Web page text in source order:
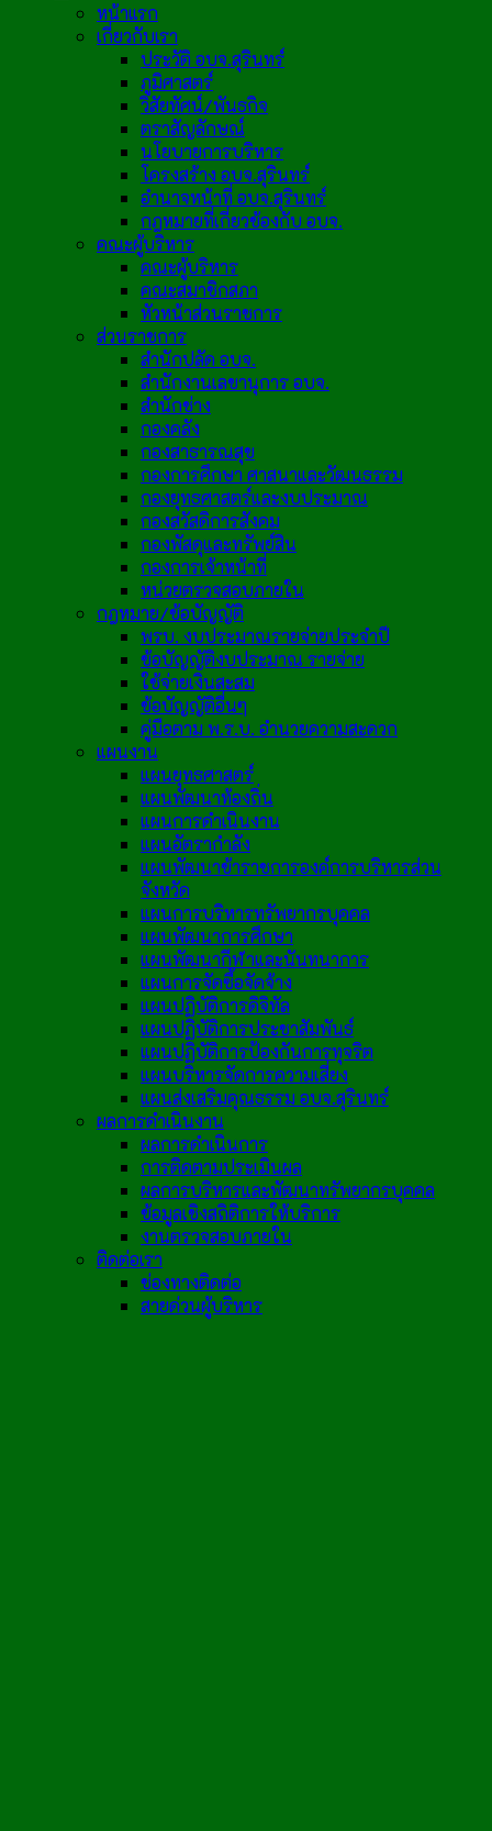
หน้าแรก
เกี่ยวกับเรา
ประวัติ อบจ.สุรินทร์
ภูมิศาสตร์
วิสัยทัศน์/พันธกิจ
ตราสัญลักษณ์
นโยบายการบริหาร
โครงสร้าง อบจ.สุรินทร์
อำนาจหน้าที่ อบจ.สุรินทร์
กฎหมายที่เกี่ยวข้องกับ อบจ.
คณะผู้บริหาร
คณะผู้บริหาร
คณะสมาชิกสภา
หัวหน้าส่วนราชการ
ส่วนราชการ
สำนักปลัด อบจ.
สำนักงานเลขานุการ อบจ.
สำนักช่าง
กองคลัง
กองสาธารณสุข
กองการศึกษา ศาสนาและวัฒนธรรม
กองยุทธศาสตร์และงบประมาณ
กองสวัสดิการสังคม
กองพัสดุและทรัพย์สิน
กองการเจ้าหน้าที่
หน่วยตรวจสอบภายใน
กฎหมาย/ข้อบัญญัติ
พรบ. งบประมาณรายจ่ายประจำปี
ข้อบัญญัติงบประมาณ รายจ่าย
ใช้จ่ายเงินสะสม
ข้อบัญญัติอื่นๆ
คู่มือตาม พ.ร.บ. อำนวยความสะดวก
แผนงาน
แผนยุทธศาสตร์
แผนพัฒนาท้องถิ่น
แผนการดำเนินงาน
แผนอัตรากำลัง
แผนพัฒนาข้าราชการองค์การบริหารส่วน
จังหวัด
แผนการบริหารทรัพยากรบุคคล
แผนพัฒนาการศึกษา
แผนพัฒนากีฬาและนันทนาการ
แผนการจัดซื้อจัดจ้าง
แผนปฏิบัติการดิจิทัล
แผนปฏิบัติการประชาสัมพันธ์
แผนปฏิบัติการป้องกันการทุจริต
แผนบริหารจัดการความเสี่ยง
แผนส่งเสริมคุณธรรม อบจ.สุรินทร์
ผลการดำเนินงาน
ผลการดำเนินการ
การติดตามประเมินผล
ผลการบริหารและพัฒนาทรัพยากรบุคคล
ข้อมูลเชิงสถิติการให้บริการ
งานตรวจสอบภายใน
ติดต่อเรา
ช่องทางติดต่อ
สายด่วนผู้บริหาร